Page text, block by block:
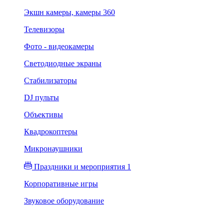
Экшн камеры, камеры 360
Телевизоры
Фото - видеокамеры
Светодиодные экраны
Стабилизаторы
DJ пульты
Объективы
Квадрокоптеры
Микронаушники
Праздники и мероприятия 1
Корпоративные игры
Звуковое оборудование